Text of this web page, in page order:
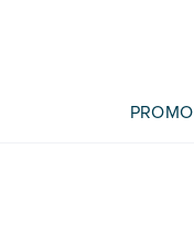
PROMO